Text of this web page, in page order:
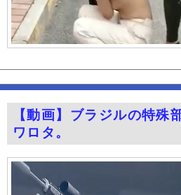
うちのネコが目の前にいた。私が上に物を
【衝撃】広末涼子さんが地上波にスピード
【画像】インスタのドスケベおばさんｗｗｗ
世界のケイスケ・ホンダ「ラーメン700円は
暇やから近くの山に探検するぜ
バイク乗りワイ、バイク降りる事を決意す
河出奈都美アナ ニットの巨乳、谷間チラ！
グラビア界の“がん攻めルーキー”三園響子に
AIで人員削減やりまくった結果
【動画】ブラジルの特殊
ワロタ。